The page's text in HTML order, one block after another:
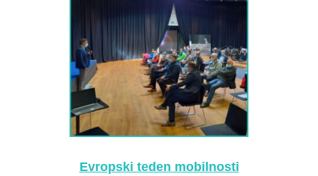
Evropski teden mobilnosti